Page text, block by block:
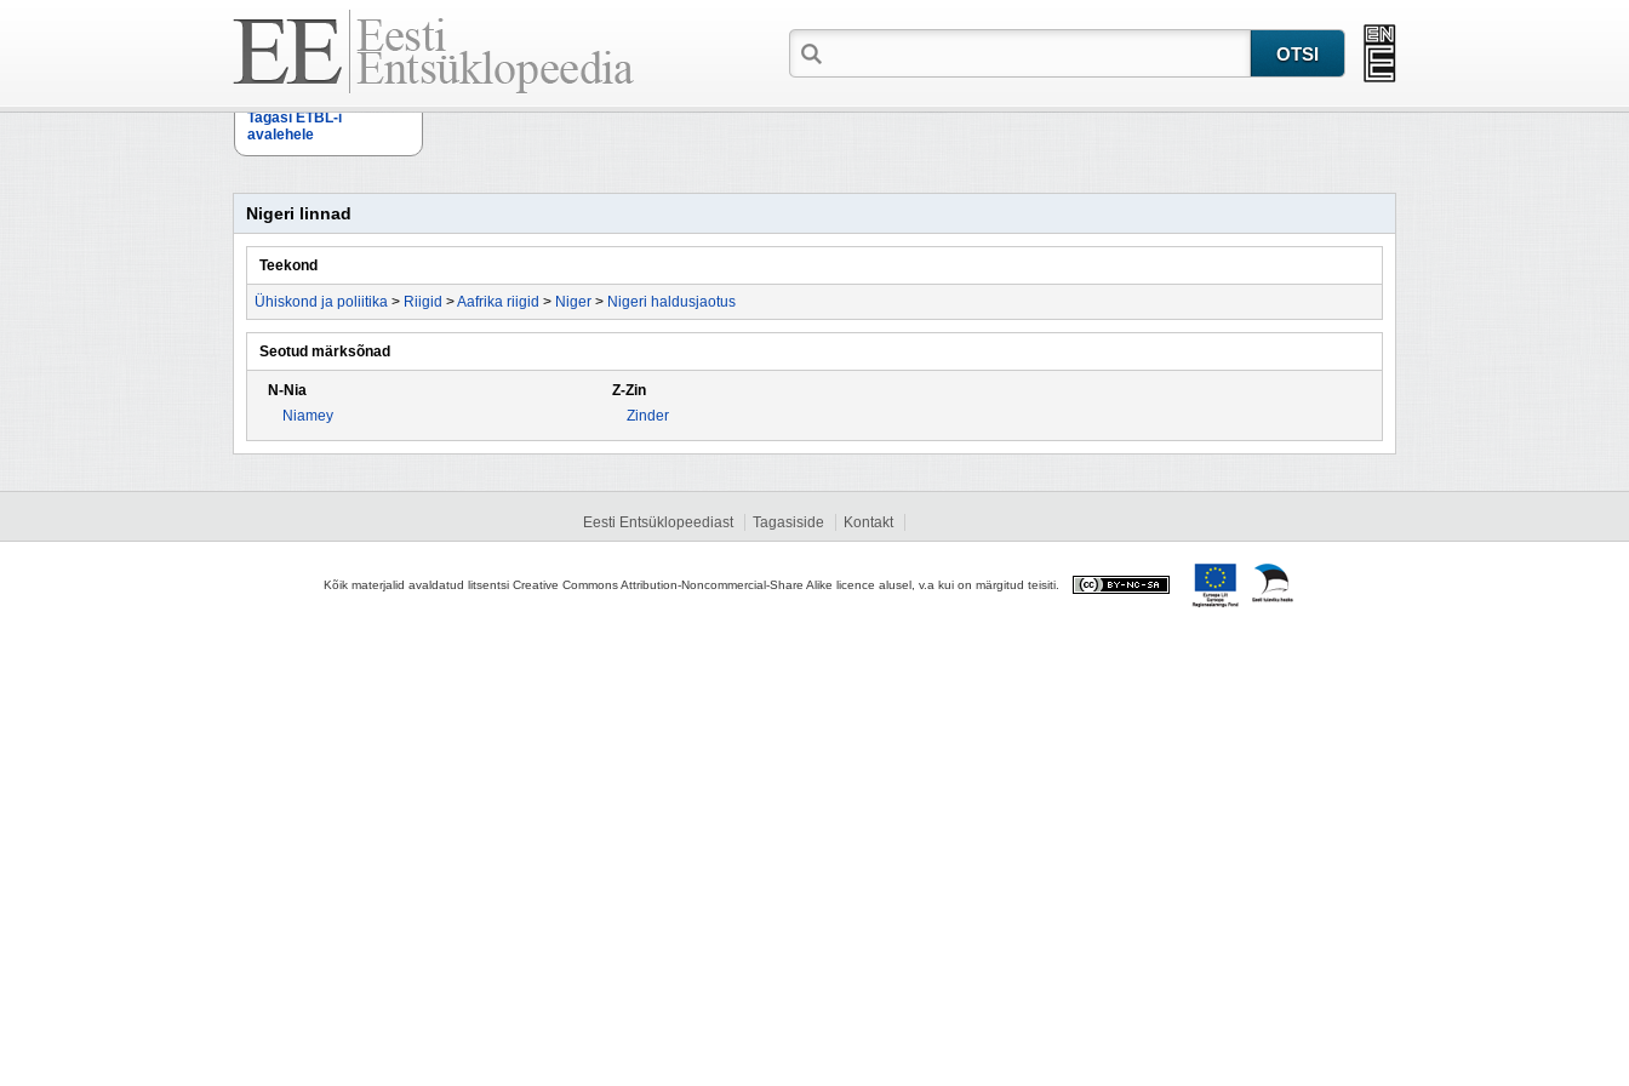
Tagasi ETBL-i
avalehele
Nigeri linnad
Teekond
Ühiskond ja poliitika > Riigid >Aafrika riigid > Niger > Nigeri haldusjaotus
Seotud märksõnad
N-Nia
Niamey
Z-Zin
Zinder
Eesti Entsüklopeediast Tagasiside Kontakt
Kõik materjalid avaldatud litsentsi Creative Commons Attribution-Noncommercial-Share Alike licence alusel, v.a kui on märgitud teisiti.